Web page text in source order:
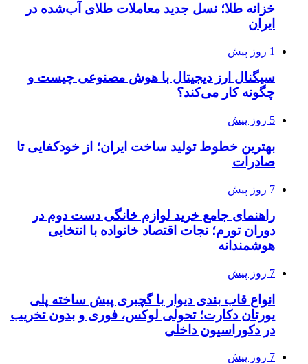
خزانه طلا؛ نسل جدید معاملات طلای آب‌شده در
ایران
1 روز پیش
سیگنال ارز دیجیتال با هوش مصنوعی چیست و
چگونه کار می‌کند؟
5 روز پیش
بهترین خطوط تولید ساخت ایران؛ از خودکفایی تا
صادرات
7 روز پیش
راهنمای جامع خرید لوازم خانگی دست دوم در
دوران تورم؛ نجات اقتصاد خانواده با انتخابی
هوشمندانه
7 روز پیش
انواع قاب بندی دیوار با گچبری پیش ساخته پلی
یورتان دکارت؛ تحولی لوکس، فوری و بدون تخریب
در دکوراسیون داخلی
7 روز پیش